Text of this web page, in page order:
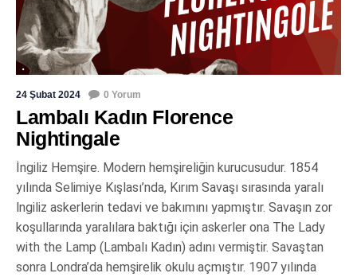
24 Şubat 2024 0 Yorum
Lambalı Kadın Florence
Nightingale
İngiliz Hemşire. Modern hemşireliğin kurucusudur. 1854
yılında Selimiye Kışlası’nda, Kırım Savaşı sırasında yaralı
lngiliz askerlerin tedavi ve bakımını yapmıştır. Savaşın zor
koşullarında yaralılara baktığı için askerler ona The Lady
with the Lamp (Lambalı Kadın) adını vermiştir. Savaştan
sonra Londra’da hemşirelik okulu açmıştır. 1907 yılında